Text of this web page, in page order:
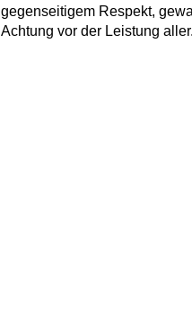
gegenseitigem Respekt,
Achtung vor der Leistung